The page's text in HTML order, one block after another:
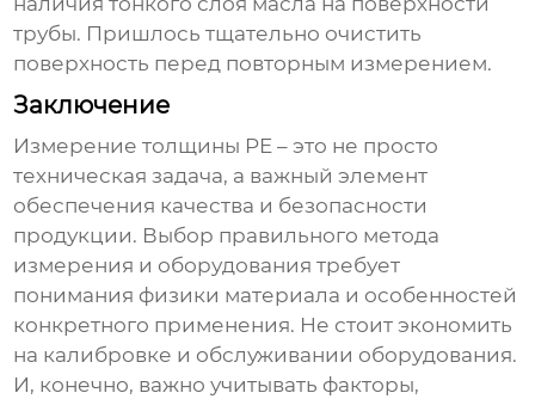
трубы. Пришлось тщательно очистить
поверхность перед повторным измерением.
Заключение
Измерение толщины PE – это не просто
техническая задача, а важный элемент
обеспечения качества и безопасности
продукции. Выбор правильного метода
измерения и оборудования требует
понимания физики материала и особенностей
конкретного применения. Не стоит экономить
на калибровке и обслуживании оборудования.
И, конечно, важно учитывать факторы,